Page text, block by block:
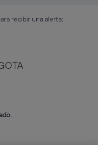
recibir una alerta: